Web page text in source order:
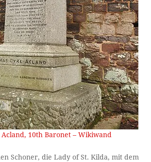
Acland, 10th Baronet – Wikiwand
Schoner, die Lady of St. Kilda, mit dem